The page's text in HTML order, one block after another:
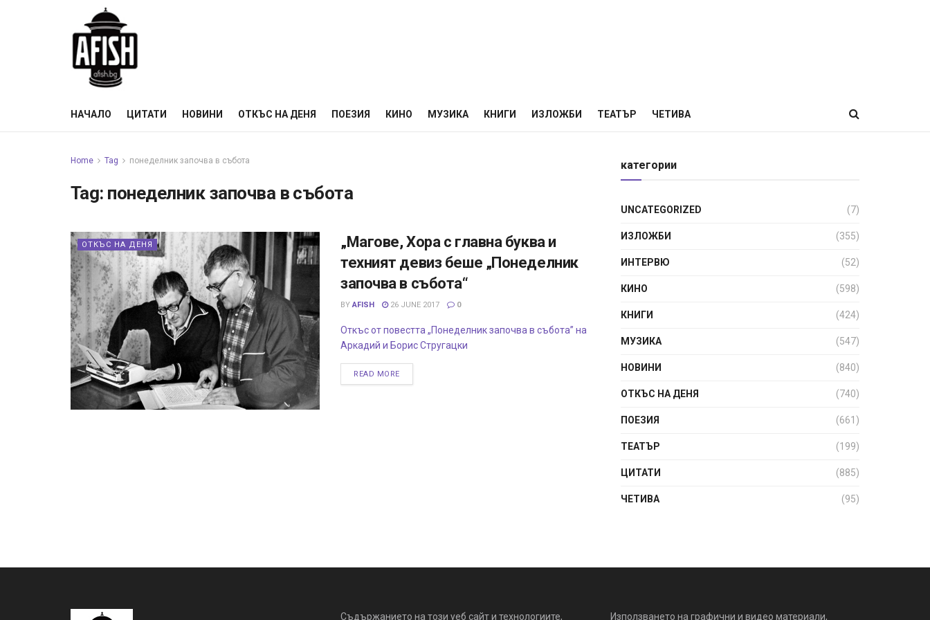
НАЧАЛО ЦИТАТИ НОВИНИ ОТКЪС НА ДЕНЯ ПОЕЗИЯ КИНО МУЗИКА КНИГИ ИЗЛОЖБИ ТЕАТЪР ЧЕТИВА
Home Tag понеделник започва в събота
Tag: понеделник започва в събота
ОТКЪС НА ДЕНЯ
„Магове, Хора с главна буква и
техният девиз беше „Понеделник
започва в събота“
BY AFISH 26 JUNE 2017 0
Откъс от повестта „Понеделник започва в събота” на
Аркадий и Борис Стругацки
READ MORE
категории
UNCATEGORIZED (7)
ИЗЛОЖБИ (355)
ИНТЕРВЮ (52)
КИНО (598)
КНИГИ (424)
МУЗИКА (547)
НОВИНИ (840)
ОТКЪС НА ДЕНЯ (740)
ПОЕЗИЯ (661)
ТЕАТЪР (199)
ЦИТАТИ (885)
ЧЕТИВА (95)
Съдържанието на този уеб сайт и технологиите, Използването на графични и видео материали,